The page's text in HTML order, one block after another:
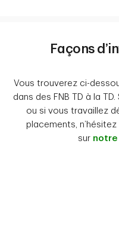
Façons
Vous trouverez ci-
dans des FNB TD à la
ou si vous travaillez
placements,
sur notre